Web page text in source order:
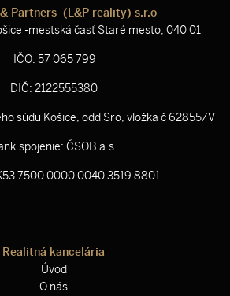
& Partners (L&P reality) s.r.o
-mestská časť Staré mesto, 040 01
IČO: 57 065 799
DIČ: 2122555380
súdu Košice, odd Sro, vložka č 62855/V
ČSOB a.s.
7500 0000 0040 3519 8801
Realitná kancelária
Úvod
O nás